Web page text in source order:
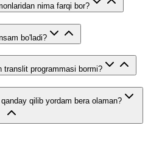
nima farqi bor?
bo'ladi?
translit programmasi bormi?
qilib yordam bera olaman?